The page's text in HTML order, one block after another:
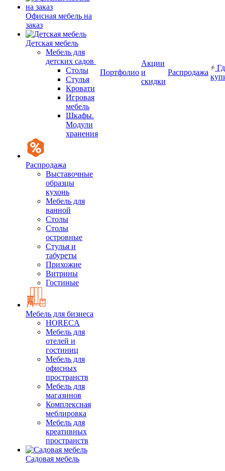
Офисная мебель на
заказ
Детская мебель
Мебель для
детских садов
Столы
Стулья
Кровати
Игровая
мебель
Шкафы.
Модули
хранения
Распродажа
Выставочные
образцы
кухонь
Мебель для
ванной
Столы
Столы
островные
Стулья и
табуреты
Прихожие
Витрины
Гостиные
Мебель для бизнеса
HORECA
Мебель для
отелей и
гостиниц
Мебель для
офисных
пространств
Мебель для
магазинов
Комплексная
меблировка
Мебель для
креативных
пространств
Садовая мебель
Портфолио
Акции
и
скидки
Распродажа